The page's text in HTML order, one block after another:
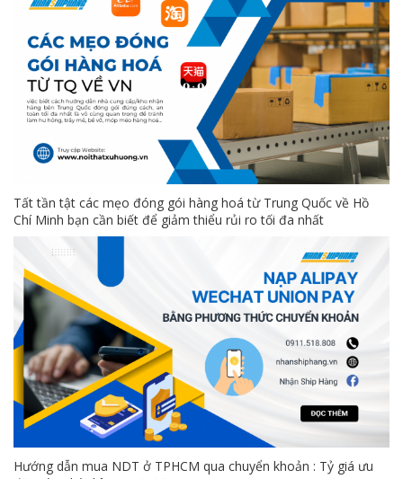
Tất tần tật các mẹo đóng gói hàng hoá từ Trung Quốc về Hồ
Chí Minh bạn cần biết để giảm thiểu rủi ro tối đa nhất
Hướng dẫn mua NDT ở TPHCM qua chuyển khoản : Tỷ giá ưu